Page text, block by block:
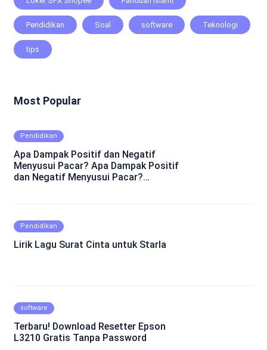
Pendidikan Soal software Teknologi
tips
Most Popular
Pendidikan
Apa Dampak Positif dan Negatif
Menyusui Pacar? Apa Dampak Positif
dan Negatif Menyusui Pacar?
cukup kontroversial dalam hubungan
asmara. Beberapa orang percaya
bahwa menyusui pacar dapat
tidaklah pantas dilakukan. Di artikel
ini, kita akan mencoba untuk menggali
lebih dalam mengenai dampak-
dampak positif dan negatif dari
Pendidikan
Lirik Lagu Surat Cinta untuk Starla
software
Terbaru! Download Resetter Epson
L3210 Gratis Tanpa Password